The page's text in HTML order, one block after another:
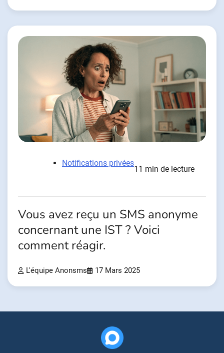
Notifications privées
11 min de lecture
Vous avez reçu un SMS anonyme
concernant une IST ? Voici
comment réagir.
L'équipe Anonsms 17 Mars 2025